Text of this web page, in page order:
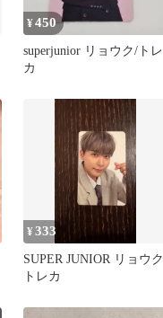
¥450
superjunior リョウク/トレ
カ
¥333
SUPER JUNIOR リョウク
トレカ